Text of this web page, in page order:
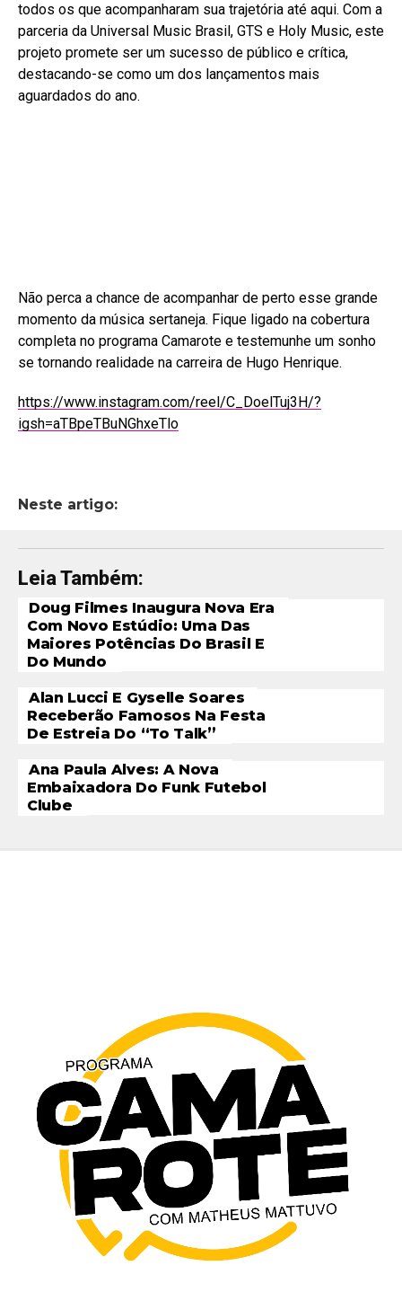
todos os que acompanharam sua trajetória até aqui. Com a
parceria da Universal Music Brasil, GTS e Holy Music, este
projeto promete ser um sucesso de público e crítica,
destacando-se como um dos lançamentos mais
aguardados do ano.
Não perca a chance de acompanhar de perto esse grande
momento da música sertaneja. Fique ligado na cobertura
completa no programa Camarote e testemunhe um sonho
se tornando realidade na carreira de Hugo Henrique.
https://www.instagram.com/reel/C_DoelTuj3H/?
igsh=aTBpeTBuNGhxeTlo
Neste artigo:
Leia Também:
Doug Filmes Inaugura Nova Era
Com Novo Estúdio: Uma Das
Maiores Potências Do Brasil E
Do Mundo
Alan Lucci E Gyselle Soares
Receberão Famosos Na Festa
De Estreia Do “To Talk”
Ana Paula Alves: A Nova
Embaixadora Do Funk Futebol
Clube